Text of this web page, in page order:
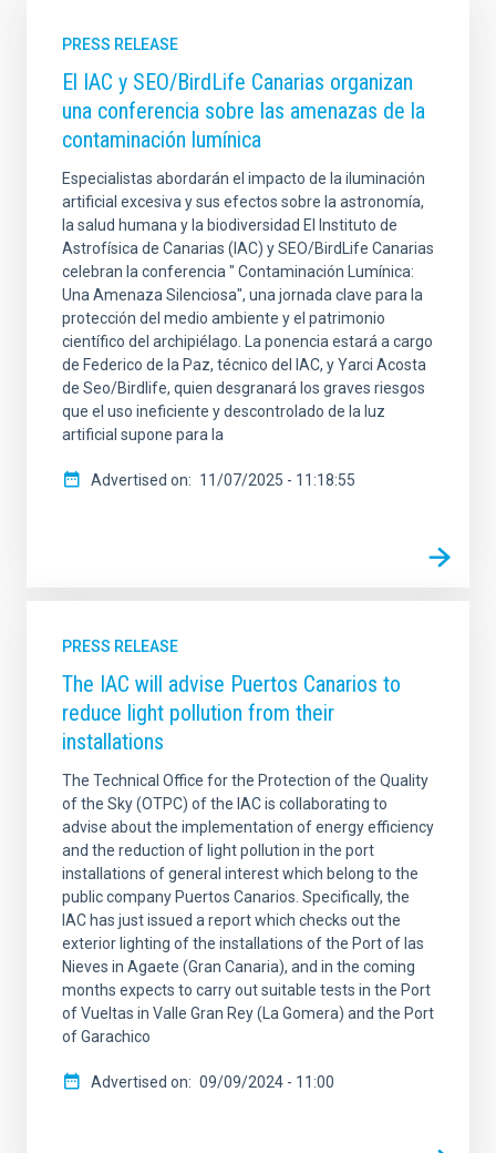
PRESS RELEASE
El IAC y SEO/BirdLife Canarias organizan
una conferencia sobre las amenazas de la
contaminación lumínica
Especialistas abordarán el impacto de la iluminación
artificial excesiva y sus efectos sobre la astronomía,
la salud humana y la biodiversidad El Instituto de
Astrofísica de Canarias (IAC) y SEO/BirdLife Canarias
celebran la conferencia " Contaminación Lumínica:
Una Amenaza Silenciosa", una jornada clave para la
protección del medio ambiente y el patrimonio
científico del archipiélago. La ponencia estará a cargo
de Federico de la Paz, técnico del IAC, y Yarci Acosta
de Seo/Birdlife, quien desgranará los graves riesgos
que el uso ineficiente y descontrolado de la luz
artificial supone para la
Advertised on 11/07/2025 - 11:18:55
PRESS RELEASE
The IAC will advise Puertos Canarios to
reduce light pollution from their
installations
The Technical Office for the Protection of the Quality
of the Sky (OTPC) of the IAC is collaborating to
advise about the implementation of energy efficiency
and the reduction of light pollution in the port
installations of general interest which belong to the
public company Puertos Canarios. Specifically, the
IAC has just issued a report which checks out the
exterior lighting of the installations of the Port of las
Nieves in Agaete (Gran Canaria), and in the coming
months expects to carry out suitable tests in the Port
of Vueltas in Valle Gran Rey (La Gomera) and the Port
of Garachico
Advertised on 09/09/2024 - 11:00